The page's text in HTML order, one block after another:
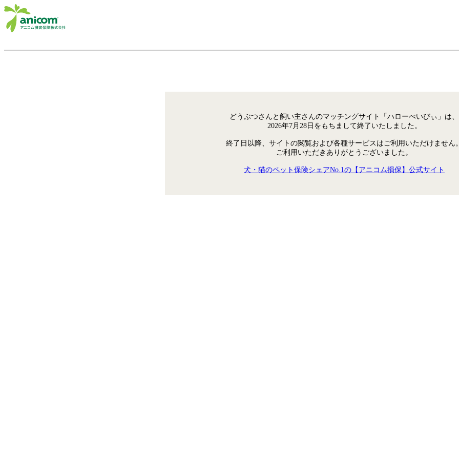
どうぶつさんと飼い主さんのマッチングサイト「ハローべいびぃ」は、
2026年7月28日をもちまして終了いたしました。
終了日以降、サイトの閲覧および各種サービスはご利用いただけません
ご利用いただきありがとうございました。
犬・猫のペット保険シェアNo.1の【アニコム損保】公式サイト